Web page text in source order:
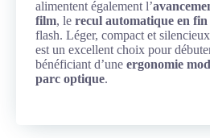
alimentent également l’
film, le recul automatique en fin
flash. Léger, compact et
est un excellent choix pour
bénéficiant d’une ergonomie
parc optique.